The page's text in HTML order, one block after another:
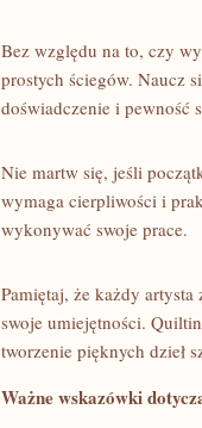
Bez⁤ względu na to, czy
prostych⁤ ściegów. Naucz
doświadczenie i⁤ pewność
Nie ⁤martw się, jeśli
wymaga cierpliwości i
wykonywać swoje ⁣prace.
Pamiętaj, ⁢że każdy‍
swoje umiejętności.
tworzenie pięknych dzieł
Ważne wskazówki